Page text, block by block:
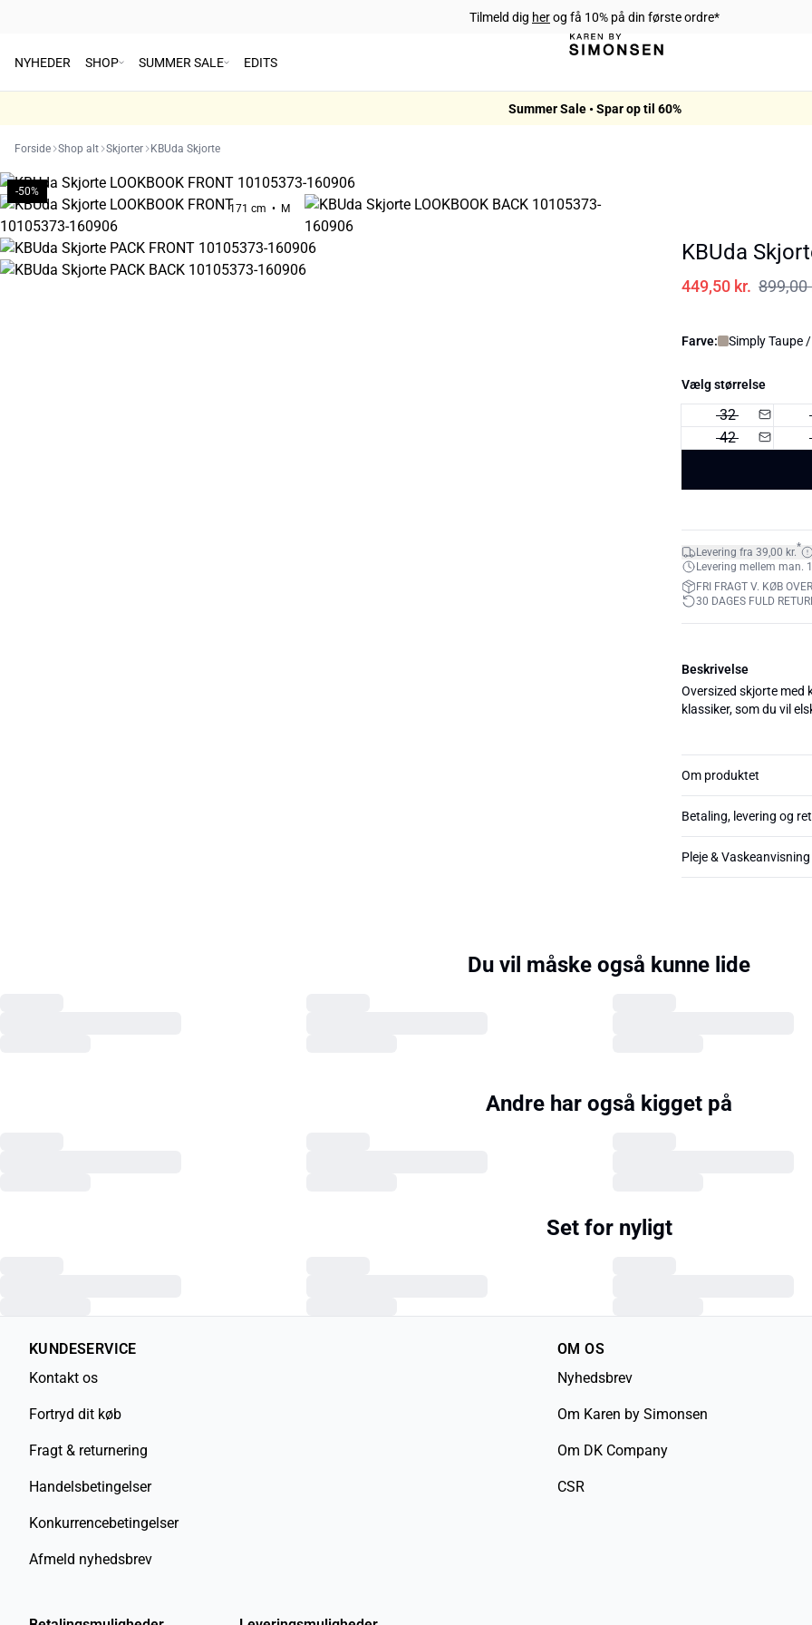
Tilmeld dig herog få 10% på din første ordre*
NYHEDER SHOP SUMMER SALE EDITS
Summer Sale • Spar op til 60%
Forside Shop alt Skjorter KBUda Skjorte
171 cm • M
-50%
KBUda
449,50 kr. 899,00
Farve: Simply Taupe
Vælg størrelse
32
42
Levering fra 39,00 kr.*
Levering mellem man.
FRI FRAGT V. KØB
30 DAGES FULD
Beskrivelse
Oversized skjorte med
klassiker, som du vil
Om produktet
Betaling, levering og
Pleje & Vaskeanvisning
Du vil måske også kunne lide
Andre har også kigget på
Set for nyligt
KUNDESERVICE
Kontakt os
Fortryd dit køb
Fragt & returnering
Handelsbetingelser
Konkurrencebetingelser
Afmeld nyhedsbrev
OM OS
Nyhedsbrev
Om Karen by Simonsen
Om DK Company
CSR